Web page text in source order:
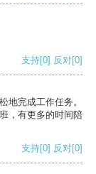
支持[0] 反对[0]
地完成工作任务。
，有更多的时间陪
支持[0] 反对[0]